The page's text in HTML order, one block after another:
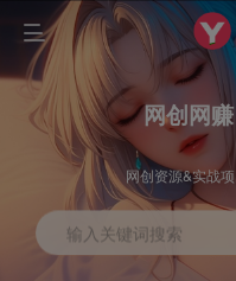
网创网
网创资源&实战
输入关键词搜索